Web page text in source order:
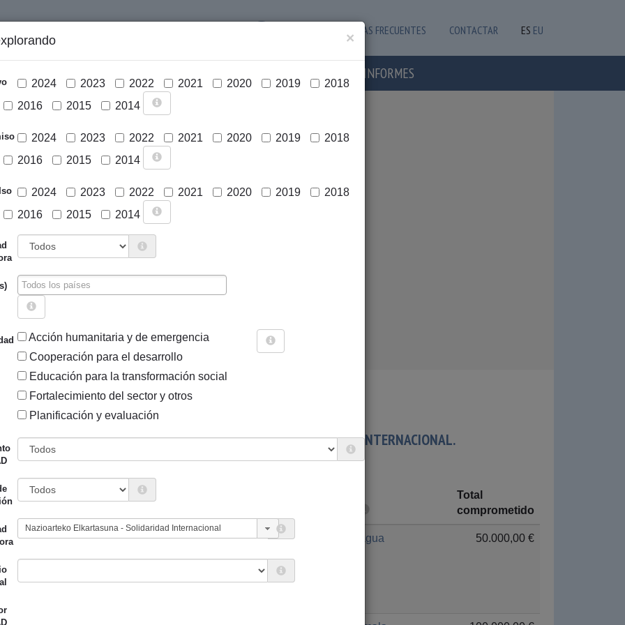
PREGUNTAS FRECUENTES CONTACTAR ES EU
NOTICIAS E INFORMES
Sigue explorando
×
2024 2023 2022 2021 2020 2019
2018
2016 2015 2014
2024 2023 2022 2021 2020 2019
2018
2016 2015 2014
2024 2023 2022 2021 2020 2019
2018
2016 2015 2014
Acción humanitaria y de emergencia
Cooperación para el desarrollo
Educación para la transformación social
Fortalecimiento del sector y otros
Planificación y evaluación
CANALIZADORA ES NAZIOARTEKO ELKARTASUNA - SOLIDARIDAD INTERNACIONAL.
Entidad canalizadora
Total
comprometido
Foral de Álava
Solidaridad
2022 Nicaragua 50.000,00 €